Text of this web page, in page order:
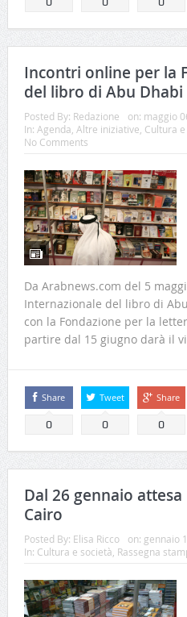
Incontri online per la
del libro di Abu Dhabi
Posted By: Redazione on: maggio
In: Agenda Altre iniziative Cultura
No Comments
Da Arabnews.com del 5
Internazionale del libro di
con la Fondazione per la
partire dal 15 giugno darà il
Share
0
Tweet
0
Share
0
Dal 26 gennaio
Cairo
Posted By: Elisa Ricco on: gennaio
In: Cultura e società Rassegna